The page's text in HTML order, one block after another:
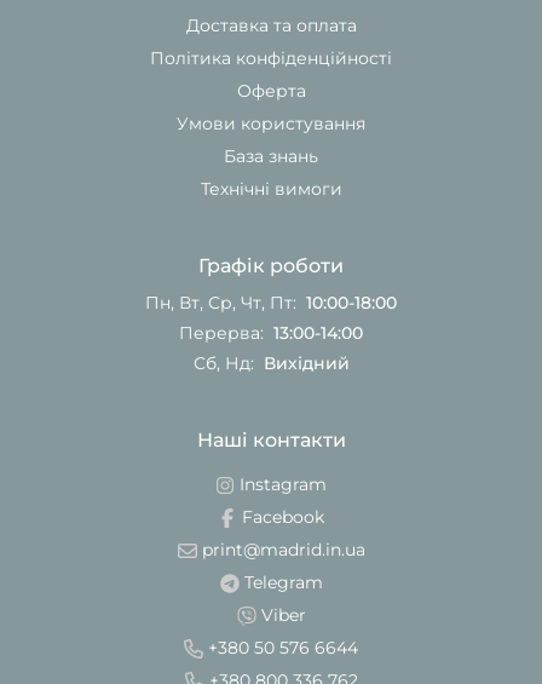
Доставка та оплата
Політика конфіденційності
Оферта
Умови користування
База знань
Технічні вимоги
Графік роботи
Пн, Вт, Ср, Чт, Пт: 10:00-18:00
Перерва: 13:00-14:00
Сб, Нд: Вихідний
Наші контакти
Instagram
Facebook
print@madrid.in.ua
Telegram
Viber
+380 50 576 6644